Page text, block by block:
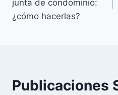
entradas
junta de condominio:
¿cómo hacerlas?
Publicaciones